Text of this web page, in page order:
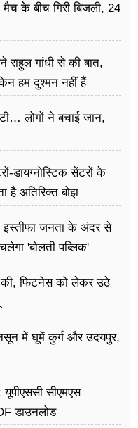
के बीच गिरी बिजली, 24
गांधी से की बात,
हम दुश्मन नहीं हैं
लोगों ने बचाई जान,
डायग्नोस्टिक सेंटरों के
है अ​तिरिक्त बोझ
इस्तीफा जनता के अंदर से
'बोलती पब्लिक'
की, फिटनेस को लेकर उठे
में घूमें कुर्ग और उदयपुर,
सीएमएस
डाउनलोड